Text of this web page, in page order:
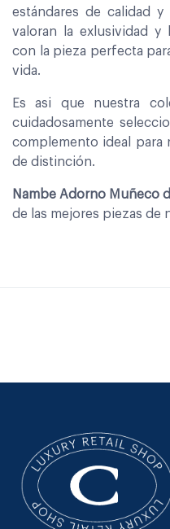
estándares de calidad
valoran la exlusividad y
con la pieza perfecta
vida.
Es asi que nuestra
cuidadosamente
complemento ideal para
de distinción.
Nambe Adorno Muñeco
de las mejores piezas de